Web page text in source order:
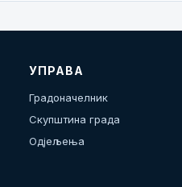
УПРАВА
Градоначелник
Скупштина града
Одјељења